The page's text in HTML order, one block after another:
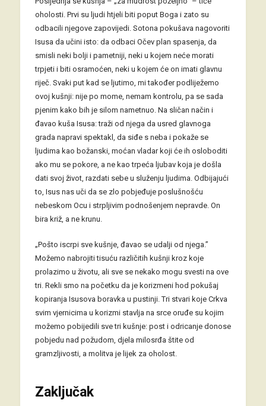
oholosti. Prvi su ljudi htjeli biti poput Boga i zato su
odbacili njegove zapovijedi. Sotona pokušava nagovoriti
Isusa da učini isto: da odbaci Očev plan spasenja, da
smisli neki bolji i pametniji, neki u kojem neće morati
trpjeti i biti osramoćen, neki u kojem će on imati glavnu
riječ. Svaki put kad se ljutimo, mi također podliježemo
ovoj kušnji: nije po mome, nemam kontrolu, pa se sada
pjenim kako bih je silom nametnuo. Na sličan način i
đavao kuša Isusa: traži od njega da usred glavnoga
grada napravi spektakl, da siđe s neba i pokaže se
ljudima kao božanski, moćan vladar koji će ih osloboditi
ako mu se pokore, a ne kao trpeća ljubav koja je došla
dati svoj život, razdati sebe u služenju ljudima. Odbijajući
to, Isus nas uči da se zlo pobjeđuje poslušnošću
nebeskom Ocu i strpljivim podnošenjem nepravde. On
bira križ, a ne krunu.
„Pošto iscrpi sve kušnje, đavao se udalji od njega.”
Možemo nabrojiti tisuću različitih kušnji kroz koje
prolazimo u životu, ali sve se nekako mogu svesti na ove
tri. Rekli smo na početku da je korizmeni hod pokušaj
kopiranja Isusova boravka u pustinji. Tri stvari koje Crkva
svim vjernicima u korizmi stavlja na srce oruđe su kojim
možemo pobijedili sve tri kušnje: post i odricanje donose
pobjedu nad požudom, djela milosrđa štite od
gramzljivosti, a molitva je lijek za oholost.
Zaključak